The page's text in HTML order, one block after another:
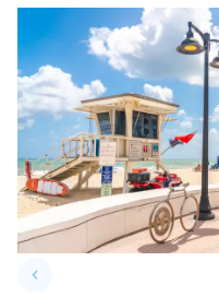
keyboard_arrow_leftPrevious slide